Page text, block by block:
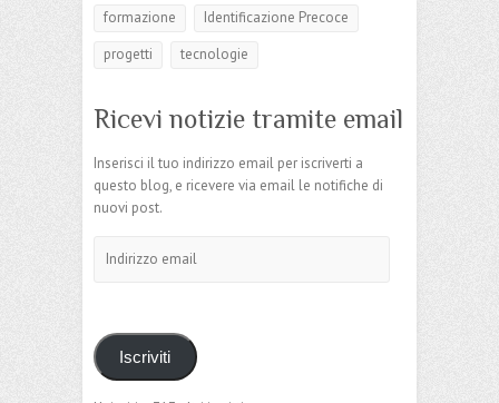
formazione
Identificazione Precoce
progetti
tecnologie
Ricevi notizie tramite email
Inserisci il tuo indirizzo email per iscriverti a
questo blog, e ricevere via email le notifiche di
nuovi post.
email
Iscriviti